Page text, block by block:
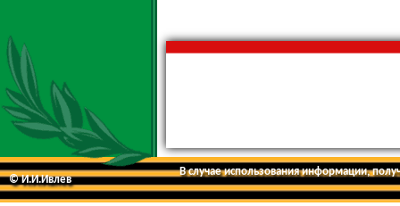
© И.И.Ивлев
В случае использования информации,